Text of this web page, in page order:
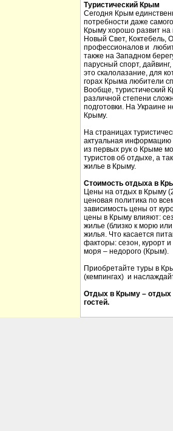
Туристический Крым
Сегодня Крым
потребности даже
Крыму хорошо развит
Новый Свет, Коктебель,
профессионалов и
также на Западном
парусный спорт,
это скалолазание, для
горах Крыма любители
Вообще, туристический
различной степени
подготовки. На Украине
Крыму.
На страницах
актуальная
из первых рук о Крыме
туристов об отдыхе, а
жилье в Крыму.
Стоимость отдыха в
Цены на отдых в Крыму
ценовая политика по
зависимость цены от
цены в Крыму влияют:
жилье (близко к морю
жилья. Что касается
факторы: сезон, курорт
моря – недорого (Крым).
Приобретайте туры в
(кемпингах) и
Отдых в Крыму – отдых
гостей.